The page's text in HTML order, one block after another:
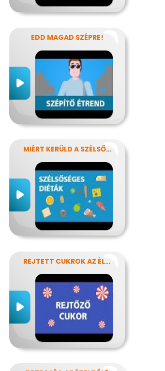
EDD MAGAD SZÉPRE!
MIÉRT KERÜLD A SZÉLSŐSÉGES DIÉTÁKAT?
REJTETT CUKROK AZ ÉLELMISZEREINKBEN